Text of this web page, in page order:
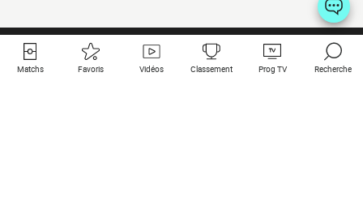
Matchs Favoris Vidéos Classement Prog TV Recherche